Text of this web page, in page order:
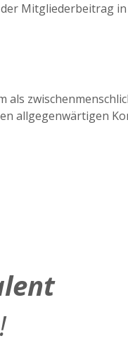
Mitgliederbeitrag in
als
allgegenwärtigen